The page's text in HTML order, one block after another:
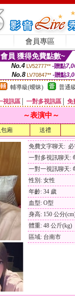
會員專區
員 獲得免費點數~
No.4 LV52777** -贈點
No.8 LV70847** -贈點
輔導級(曖昧) 普通
視訊區 一對多視訊區 免
～表演中～
廂 送禮
免費文字聊天:
一對多視訊聊天:
一對一視訊聊天:
性別: 女性
年齡: 34 歲
血型: O型
身高: 150 公分
體重: 48 公斤(kg)
區域: 台南市